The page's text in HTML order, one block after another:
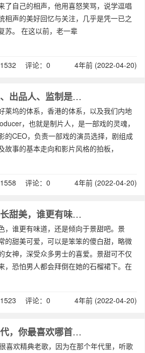
了自己的相声，他用喜怒笑骂，说学逗唱
相声的美好回忆与关注，几乎是凭一已之
苏。 在这以前，老一辈
评论：0 4年前 (2022-04-20)
影视剧中的制片人、出品人、监制是什么分工？
莱坞的体系，香港的体系，以及我们内地
，也就是制片人，是一部戏的灵魂，
的CEO，负责一部戏的演员选择，剧组成
故事的基本走向和影片风格的拍板，
评论：0 4年前 (2022-04-20)
甜美的景甜和刘涛长甜美，谁更有味道？
，谁更有味道，还是倾向于景甜吧。景
的甜美可爱，可以是笨笨的傻白甜，略微
女神，深受众多男士的喜爱。景甜可不仅
，恐怕男人都会拜倒在她的石榴裙下。在
景甜不小心喝下逼供
评论：0 4年前 (2022-04-20)
八十年代、九十年代，你最喜欢哪首歌曲？
喜欢精典老歌，因为在那个年代里，听歌